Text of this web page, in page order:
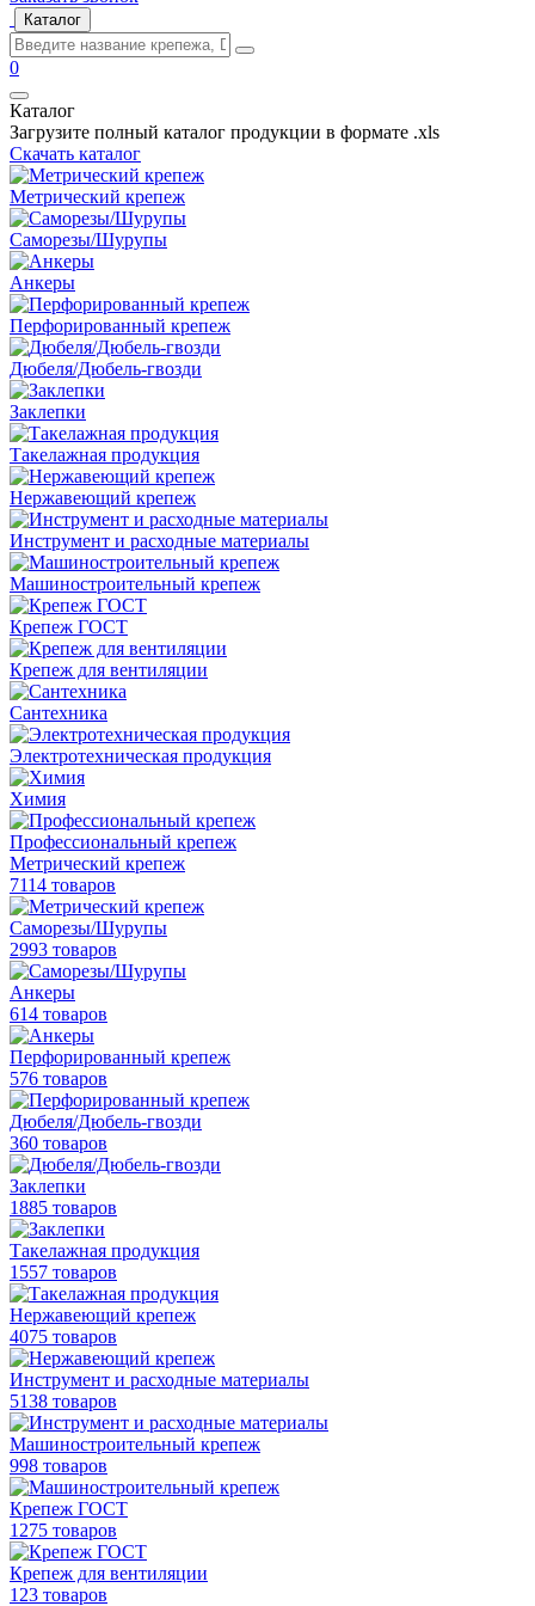
Каталог
0
Каталог
Загрузите полный каталог продукции в формате .xls
Скачать каталог
Метрический крепеж
Саморезы/Шурупы
Анкеры
Перфорированный крепеж
Дюбеля/Дюбель-гвозди
Заклепки
Такелажная продукция
Нержавеющий крепеж
Инструмент и расходные материалы
Машиностроительный крепеж
Крепеж ГОСТ
Крепеж для вентиляции
Сантехника
Электротехническая продукция
Химия
Профессиональный крепеж
Метрический крепеж
7114 товаров
Саморезы/Шурупы
2993 товаров
Анкеры
614 товаров
Перфорированный крепеж
576 товаров
Дюбеля/Дюбель-гвозди
360 товаров
Заклепки
1885 товаров
Такелажная продукция
1557 товаров
Нержавеющий крепеж
4075 товаров
Инструмент и расходные материалы
5138 товаров
Машиностроительный крепеж
998 товаров
Крепеж ГОСТ
1275 товаров
Крепеж для вентиляции
123 товаров